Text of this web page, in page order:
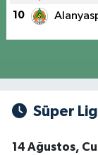
10
Süper
14 Ağustos,